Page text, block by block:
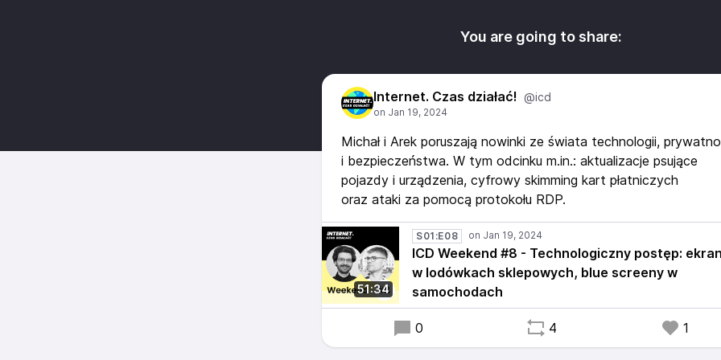
You are going to share:
Internet. Czas działać! @icd
Michał i Arek poruszają nowinki ze świata technologii,
i bezpieczeństwa. W tym odcinku m.in.: aktualizacje psujące
pojazdy i urządzenia, cyfrowy skimming kart płatniczych
oraz ataki za pomocą protokołu RDP.
51:34
S01:E08
ICD Weekend #8 - Technologiczny postęp:
w lodówkach sklepowych, blue screeny w
samochodach
0 4 1